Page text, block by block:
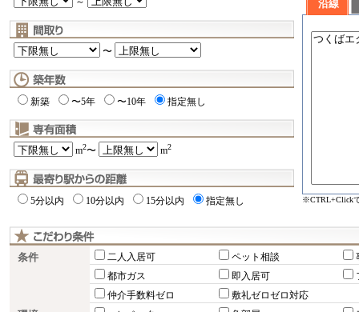
〜
新築 〜5年 〜10年 指定無し
m2〜 m2
5分以内 10分以内 15分以内 指定無し
沿線
※CTRL+Click
条件 二人入居可 ペット相談
都市ガス
即入居可
仲介手数料ゼロ
敷礼ゼロゼロ対応